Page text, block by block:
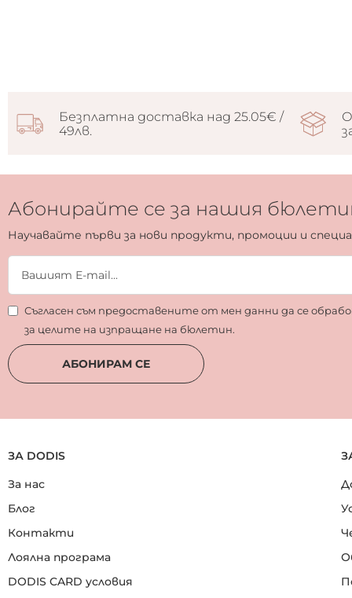
Безплатна доставка над 25.05€ /
49лв.
Абонирайте се за нашия
Научавайте първи за нови продукти, промоции и
Съгласен съм предоставените от мен данни да се
за целите на изпращане на бюлетин.
АБОНИРАМ СЕ
ЗА DODIS
За нас
Блог
Контакти
Лоялна програма
DODIS CARD условия